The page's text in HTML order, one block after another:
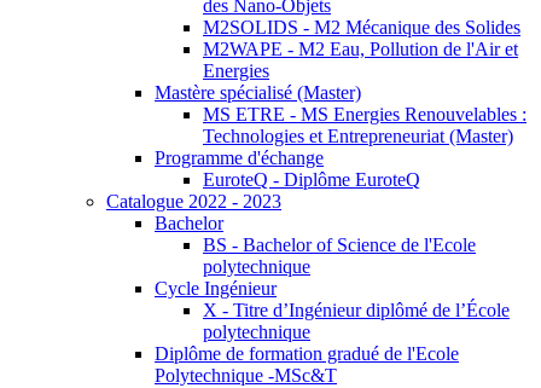
des Nano-Objets
M2SOLIDS - M2 Mécanique des Solides
M2WAPE - M2 Eau, Pollution de l'Air et
Energies
Mastère spécialisé (Master)
MS ETRE - MS Energies Renouvelables :
Technologies et Entrepreneuriat (Master)
Programme d'échange
EuroteQ - Diplôme EuroteQ
Catalogue 2022 - 2023
Bachelor
BS - Bachelor of Science de l'Ecole
polytechnique
Cycle Ingénieur
X - Titre d’Ingénieur diplômé de l’École
polytechnique
Diplôme de formation gradué de l'Ecole
Polytechnique -MSc&T